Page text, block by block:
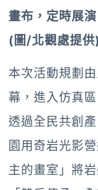
畫布，定時展
(圖/北觀處提供)
本次活動規劃
幕，進入仿真
透過全民共創
園用奇岩光影
主的畫室」將